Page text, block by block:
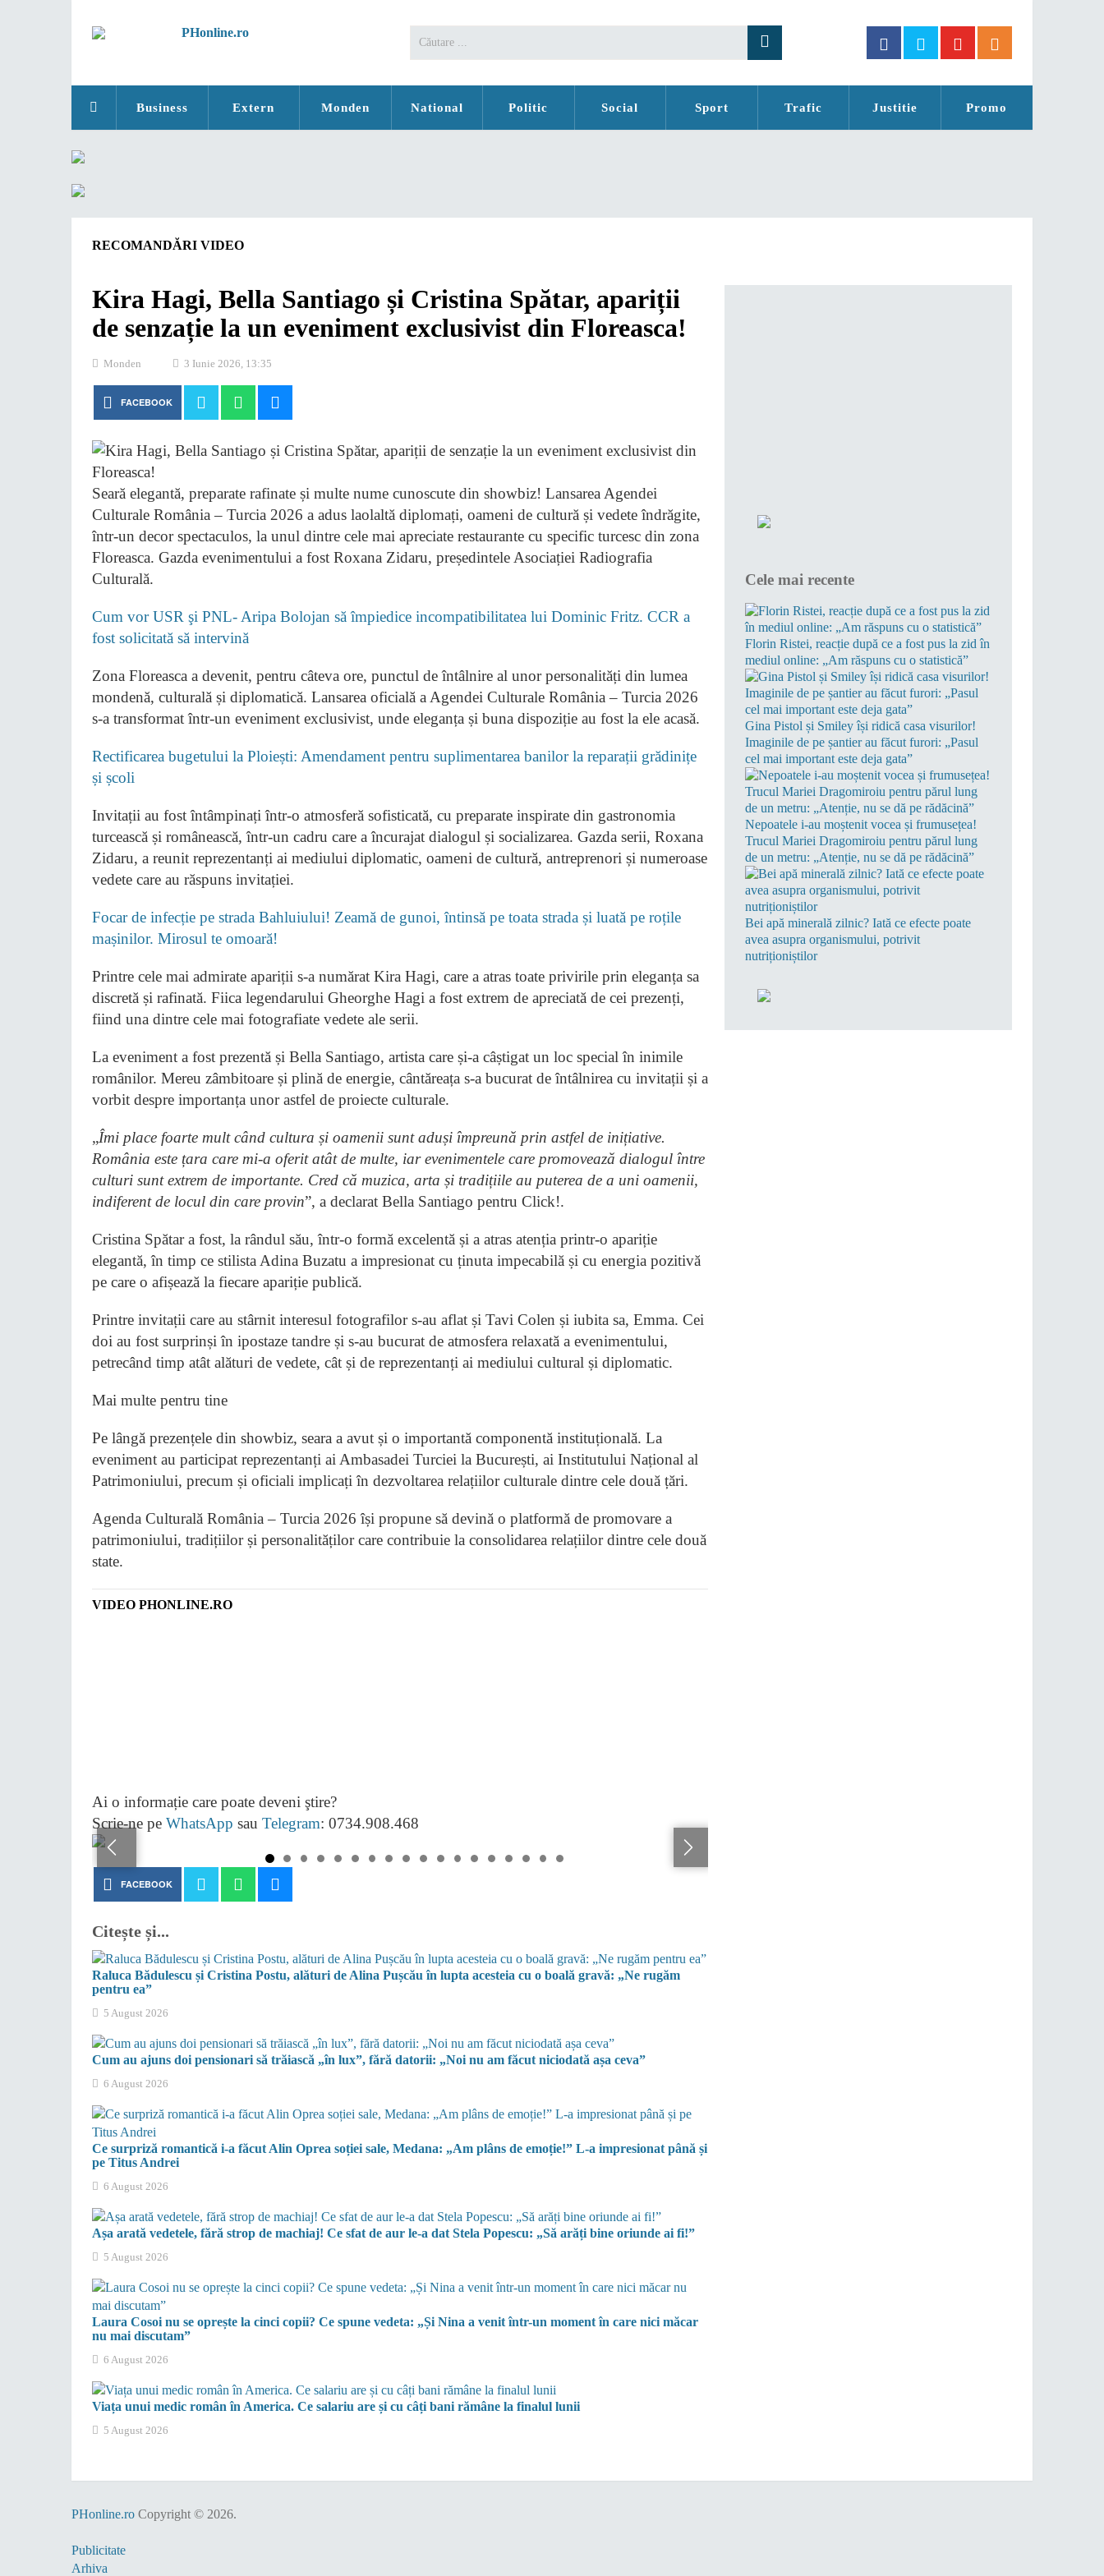
Business Extern Monden National Politic Social Sport Trafic Justitie Promo
RECOMANDĂRI VIDEO
Kira Hagi, Bella Santiago și Cristina Spătar, apariții
de senzație la un eveniment exclusivist din Floreasca!
Monden 3 Iunie 2026, 13:35
FACEBOOK
Seară elegantă, preparate rafinate și multe nume cunoscute din showbiz! Lansarea Agendei
Culturale România – Turcia 2026 a adus laolaltă diplomați, oameni de cultură și vedete îndrăgite,
într-un decor spectaculos, la unul dintre cele mai apreciate restaurante cu specific turcesc din zona
Floreasca. Gazda evenimentului a fost Roxana Zidaru, președintele Asociației Radiografia
Culturală.
Cum vor USR şi PNL- Aripa Bolojan să împiedice incompatibilitatea lui Dominic Fritz. CCR a
fost solicitată să intervină
Zona Floreasca a devenit, pentru câteva ore, punctul de întâlnire al unor personalități din lumea
mondenă, culturală și diplomatică. Lansarea oficială a Agendei Culturale România – Turcia 2026
s-a transformat într-un eveniment exclusivist, unde eleganța și buna dispoziție au fost la ele acasă.
Rectificarea bugetului la Ploiești: Amendament pentru suplimentarea banilor la reparații grădinițe
și școli
Invitații au fost întâmpinați într-o atmosferă sofisticată, cu preparate inspirate din gastronomia
turcească și românească, într-un cadru care a încurajat dialogul și socializarea. Gazda serii, Roxana
Zidaru, a reunit reprezentanți ai mediului diplomatic, oameni de cultură, antreprenori și numeroase
vedete care au răspuns invitației.
Focar de infecție pe strada Bahluiului! Zeamă de gunoi, întinsă pe toata strada și luată pe roțile
mașinilor. Mirosul te omoară!
Printre cele mai admirate apariții s-a numărat Kira Hagi, care a atras toate privirile prin eleganța sa
discretă și rafinată. Fiica legendarului Gheorghe Hagi a fost extrem de apreciată de cei prezenți,
fiind una dintre cele mai fotografiate vedete ale serii.
La eveniment a fost prezentă și Bella Santiago, artista care și-a câștigat un loc special în inimile
românilor. Mereu zâmbitoare și plină de energie, cântăreața s-a bucurat de întâlnirea cu invitații și a
vorbit despre importanța unor astfel de proiecte culturale.
„Îmi place foarte mult când cultura și oamenii sunt aduși împreună prin astfel de inițiative.
România este țara care mi-a oferit atât de multe, iar evenimentele care promovează dialogul între
culturi sunt extrem de importante. Cred că muzica, arta și tradițiile au puterea de a uni oamenii,
indiferent de locul din care provin”, a declarat Bella Santiago pentru Click!.
Cristina Spătar a fost, la rândul său, într-o formă excelentă și a atras atenția printr-o apariție
elegantă, în timp ce stilista Adina Buzatu a impresionat cu ținuta impecabilă și cu energia pozitivă
pe care o afișează la fiecare apariție publică.
Printre invitații care au stârnit interesul fotografilor s-au aflat și Tavi Colen și iubita sa, Emma. Cei
doi au fost surprinși în ipostaze tandre și s-au bucurat de atmosfera relaxată a evenimentului,
petrecând timp atât alături de vedete, cât și de reprezentanți ai mediului cultural și diplomatic.
Mai multe pentru tine
Pe lângă prezențele din showbiz, seara a avut și o importantă componentă instituțională. La
eveniment au participat reprezentanți ai Ambasadei Turciei la București, ai Institutului Național al
Patrimoniului, precum și oficiali implicați în dezvoltarea relațiilor culturale dintre cele două țări.
Agenda Culturală România – Turcia 2026 își propune să devină o platformă de promovare a
patrimoniului, tradițiilor și personalităților care contribuie la consolidarea relațiilor dintre cele două
state.
VIDEO PHONLINE.RO
Ai o informație care poate deveni ştire?
Scrie-ne pe WhatsApp sau Telegram: 0734.908.468
FACEBOOK
Citește și...
Raluca Bădulescu și Cristina Postu, alături de Alina Pușcău în lupta acesteia cu o boală gravă: „Ne rugăm
pentru ea”
5 August 2026
Cum au ajuns doi pensionari să trăiască „în lux”, fără datorii: „Noi nu am făcut niciodată așa ceva”
6 August 2026
Ce surpriză romantică i-a făcut Alin Oprea soției sale, Medana: „Am plâns de emoție!” L-a impresionat până și
pe Titus Andrei
6 August 2026
Așa arată vedetele, fără strop de machiaj! Ce sfat de aur le-a dat Stela Popescu: „Să arăți bine oriunde ai fi!”
5 August 2026
Laura Cosoi nu se oprește la cinci copii? Ce spune vedeta: „Și Nina a venit într-un moment în care nici măcar
nu mai discutam”
6 August 2026
Viața unui medic român în America. Ce salariu are și cu câți bani rămâne la finalul lunii
5 August 2026
Cele mai recente
Florin Ristei, reacție după ce a fost pus la zid în
mediul online: „Am răspuns cu o statistică”
Gina Pistol și Smiley își ridică casa visurilor!
Imaginile de pe șantier au făcut furori: „Pasul
cel mai important este deja gata”
Nepoatele i-au moștenit vocea și frumusețea!
Trucul Mariei Dragomiroiu pentru părul lung
de un metru: „Atenție, nu se dă pe rădăcină”
Bei apă minerală zilnic? Iată ce efecte poate
avea asupra organismului, potrivit
nutriționiștilor
PHonline.ro Copyright © 2026.
Publicitate
Arhiva